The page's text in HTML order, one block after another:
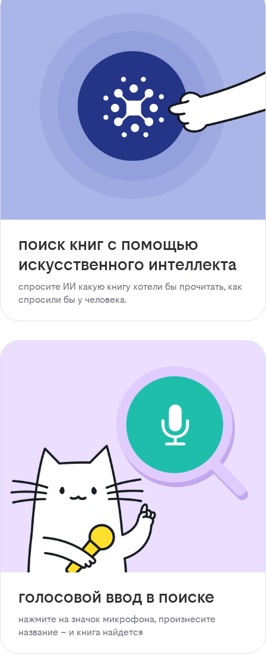
поиск книг с помощью
искусственного интеллекта
спросите ИИ какую книгу хотели бы прочитать, как
спросили бы у человека.
голосовой ввод в поиске
нажмите на значок микрофона, произнесите
название – и книга найдется